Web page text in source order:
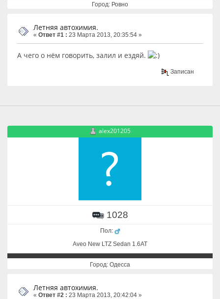
Город: Ровно
Летняя автохимия.
« Ответ #1 : 23 Марта 2013, 20:35:54 »
А чего о нём говорить, залил и ездяй.
Записан
alex201205
1028
Пол:
Aveo New LTZ Sedan 1.6AT
Город: Одесса
Летняя автохимия.
« Ответ #2 : 23 Марта 2013, 20:42:04 »